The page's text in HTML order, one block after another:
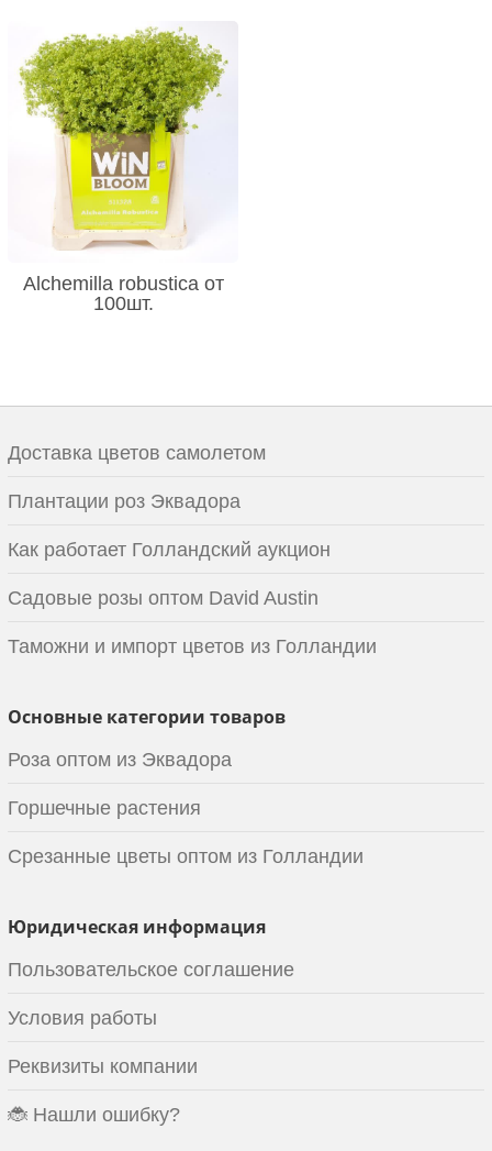
Alchemilla robustica от
100шт.
Доставка цветов самолетом
Плантации роз Эквадора
Как работает Голландский аукцион
Садовые розы оптом David Austin
Таможни и импорт цветов из Голландии
Основные категории товаров
Роза оптом из Эквадора
Горшечные растения
Срезанные цветы оптом из Голландии
Юридическая информация
Пользовательское соглашение
Условия работы
Реквизиты компании
🐞 Нашли ошибку?